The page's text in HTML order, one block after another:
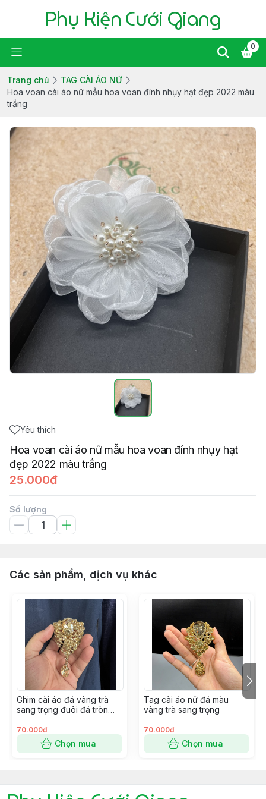
Phụ Kiện Cưới Giang
0
Trang chủ
TAG CÀI ÁO NỮ
Hoa voan cài áo nữ mẫu hoa voan đính nhụy hạt đẹp 2022 màu
trắng
Yêu thích
Hoa voan cài áo nữ mẫu hoa voan đính nhụy hạt
đẹp 2022 màu trắng
25.000đ
Số lượng
Các sản phẩm, dịch vụ khác
Ghim cài áo đá vàng trà
sang trọng đuôi đá tròn
70.000đ
Chọn mua
Tag cài áo nữ đá màu
vàng trà sang trọng
70.000đ
Chọn mua